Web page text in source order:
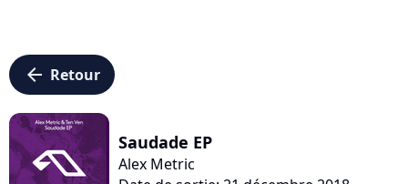
arrow_left Retour
Saudade EP
Alex Metric